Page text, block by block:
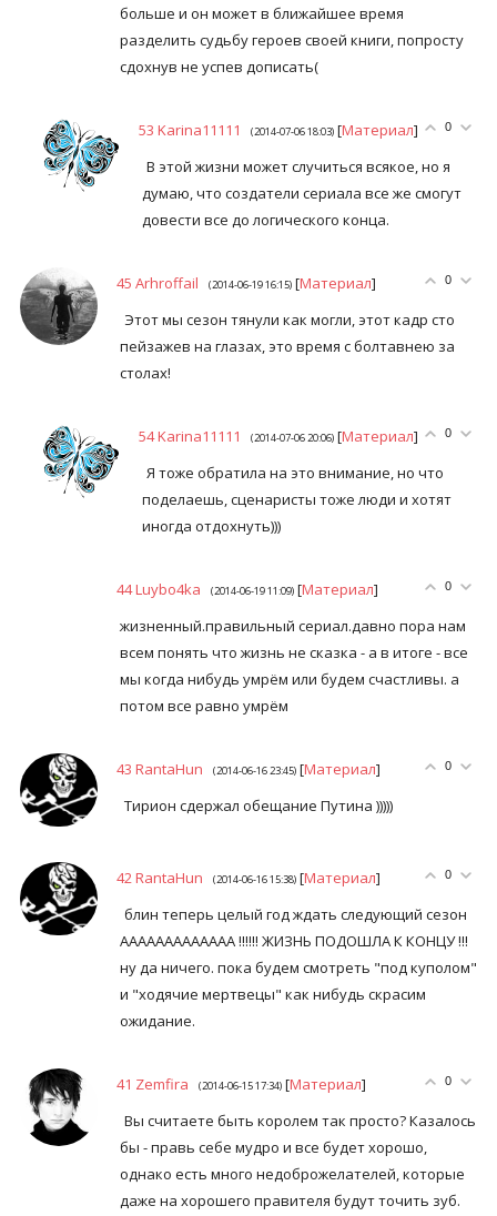
больше и он может в ближайшее время
разделить судьбу героев своей книги, попросту
сдохнув не успев дописать(
0
53 Karina11111 (2014-07-06 18:03) [Материал]
В этой жизни может случиться всякое, но я
думаю, что создатели сериала все же смогут
довести все до логического конца.
0
45 Arhroffail (2014-06-19 16:15) [Материал]
Этот мы сезон тянули как могли, этот кадр сто
пейзажев на глазах, это время с болтавнею за
столах!
0
54Karina11111 (2014-07-06 20:06) [Материал]
Я тоже обратила на это внимание, но что
поделаешь, сценаристы тоже люди и хотят
иногда отдохнуть)))
0
44Luybo4ka (2014-06-19 11:09) [Материал]
жизненный.правильный сериал.давно пора нам
всем понять что жизнь не сказка - а в итоге - все
мы когда нибудь умрём или будем счастливы. а
потом все равно умрём
0
43 RantaHun (2014-06-16 23:45) [Материал]
Тирион сдержал обещание Путина )))))
0
42 RantaHun (2014-06-16 15:38) [Материал]
блин теперь целый год ждать следующий сезон
ААААААААААААА !!!!!! ЖИЗНЬ ПОДОШЛА К КОНЦУ !!!
ну да ничего. пока будем смотреть "под куполом"
и "ходячие мертвецы" как нибудь скрасим
ожидание.
0
41 Zemfira (2014-06-15 17:34) [Материал]
Вы считаете быть королем так просто? Казалось
бы - правь себе мудро и все будет хорошо,
однако есть много недоброжелателей, которые
даже на хорошего правителя будут точить зуб.